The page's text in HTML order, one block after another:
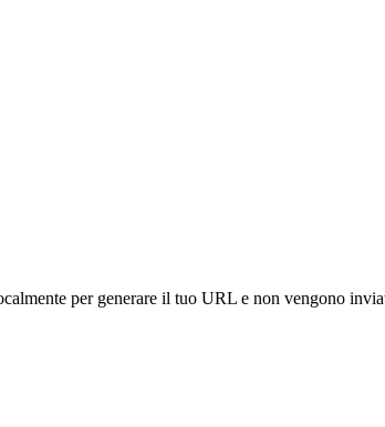
per generare il tuo URL e non vengono